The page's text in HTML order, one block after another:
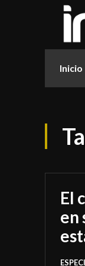
Inicio
El
en